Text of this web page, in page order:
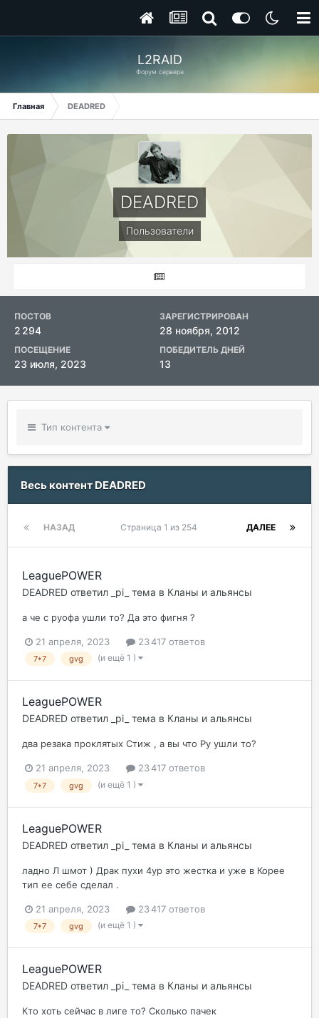
L2RAID
Форум сервера
Главная DEADRED
DEADRED
Пользователи
ПОСТОВ
2 294
ЗАРЕГИСТРИРОВАН
28 ноября, 2012
ПОСЕЩЕНИЕ
23 июля, 2023
ПОБЕДИТЕЛЬ ДНЕЙ
13
Тип контента
Весь контент DEADRED
НАЗАД ДАЛЕЕ
Страница 1 из 254
LeaguePOWER
DEADRED ответил _pi_ тема в Кланы и альянсы
а че с руофа ушли то? Да это фигня ?
21 апреля, 2023 23 417 ответов
7*7 gvg (и ещё 1 )
LeaguePOWER
DEADRED ответил _pi_ тема в Кланы и альянсы
два резака проклятых Стиж , а вы что Ру ушли то?
21 апреля, 2023 23 417 ответов
7*7 gvg (и ещё 1 )
LeaguePOWER
DEADRED ответил _pi_ тема в Кланы и альянсы
ладно Л шмот ) Драк пухи 4ур это жестка и уже в Корее
тип ее себе сделал .
21 апреля, 2023 23 417 ответов
7*7 gvg (и ещё 1 )
LeaguePOWER
DEADRED ответил _pi_ тема в Кланы и альянсы
Кто хоть сейчас в лиге то? Сколько пачек